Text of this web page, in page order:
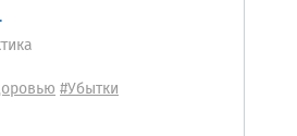
#Убытки